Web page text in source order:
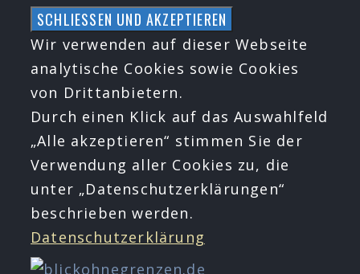
Zum
Inhalt
springen
Wir verwenden auf dieser Webseite
analytische Cookies sowie Cookies
von Drittanbietern.
Durch einen Klick auf das Auswahlfeld
„Alle akzeptieren“ stimmen Sie der
Verwendung aller Cookies zu, die
unter „Datenschutzerklärungen“
beschrieben werden.
Datenschutzerklärung